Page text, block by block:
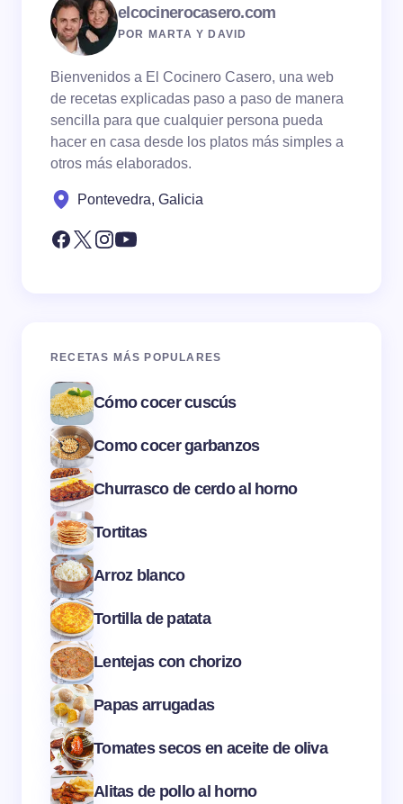
elcocinerocasero.com
POR MARTA Y DAVID
Bienvenidos a El Cocinero Casero, una web
de recetas explicadas paso a paso de manera
sencilla para que cualquier persona pueda
hacer en casa desde los platos más simples a
otros más elaborados.
Pontevedra, Galicia
RECETAS MÁS POPULARES
Cómo cocer cuscús
Como cocer garbanzos
Churrasco de cerdo al horno
Tortitas
Arroz blanco
Tortilla de patata
Lentejas con chorizo
Papas arrugadas
Tomates secos en aceite de oliva
Alitas de pollo al horno